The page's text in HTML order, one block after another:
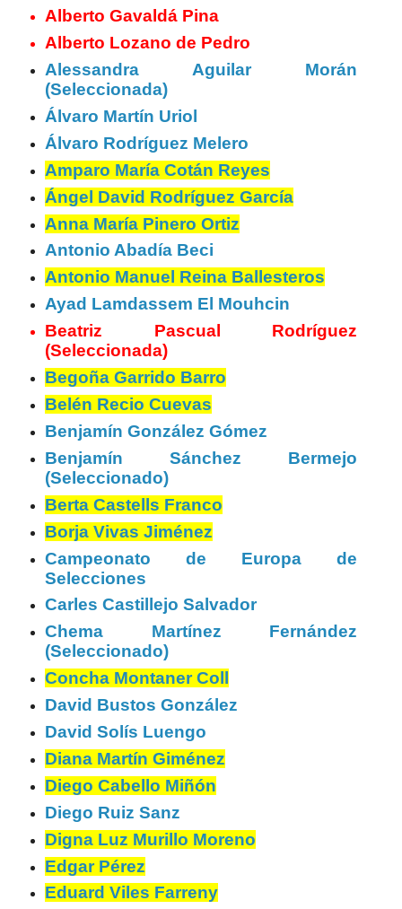
Alberto Gavaldá Pina
Alberto Lozano de Pedro
Alessandra Aguilar Morán
(Seleccionada)
Álvaro Martín Uriol
Álvaro Rodríguez Melero
Amparo María Cotán Reyes
Ángel David Rodríguez García
Anna María Pinero Ortiz
Antonio Abadía Beci
Antonio Manuel Reina Ballesteros
Ayad Lamdassem El Mouhcin
Beatriz Pascual Rodríguez
(Seleccionada)
Begoña Garrido Barro
Belén Recio Cuevas
Benjamín González Gómez
Benjamín Sánchez Bermejo
(Seleccionado)
Berta Castells Franco
Borja Vivas Jiménez
Campeonato de Europa de
Selecciones
Carles Castillejo Salvador
Chema Martínez Fernández
(Seleccionado)
Concha Montaner Coll
David Bustos González
David Solís Luengo
Diana Martín Giménez
Diego Cabello Miñón
Diego Ruiz Sanz
Digna Luz Murillo Moreno
Edgar Pérez
Eduard Viles Farreny